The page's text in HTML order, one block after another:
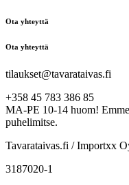
Ota yhteyttä
Ota yhteyttä
tilaukset@tavarataivas.fi
+358 45 783 386 85
MA-PE 10-14 huom!
puhelimitse.
Tavarataivas.fi / Importxx
3187020-1